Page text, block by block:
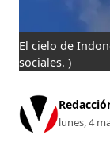
El cielo de
sociales. )
lunes, 4